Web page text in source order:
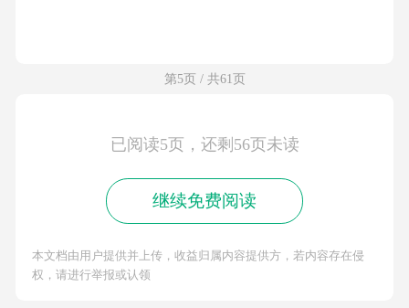
第5页 / 共61页
已阅读5页，还剩56页未读
继续免费阅读
本文档由用户提供并上传，收益归属内容提供方，若内容存在侵
权，请进行举报或认领